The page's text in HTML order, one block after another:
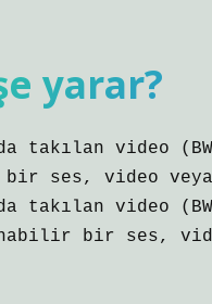
yarar?
takılan video
ses, video
takılan video
bir ses,